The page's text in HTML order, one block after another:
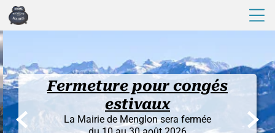
Fermeture pour congés
estivaux
La Mairie de Menglon sera fermée
 